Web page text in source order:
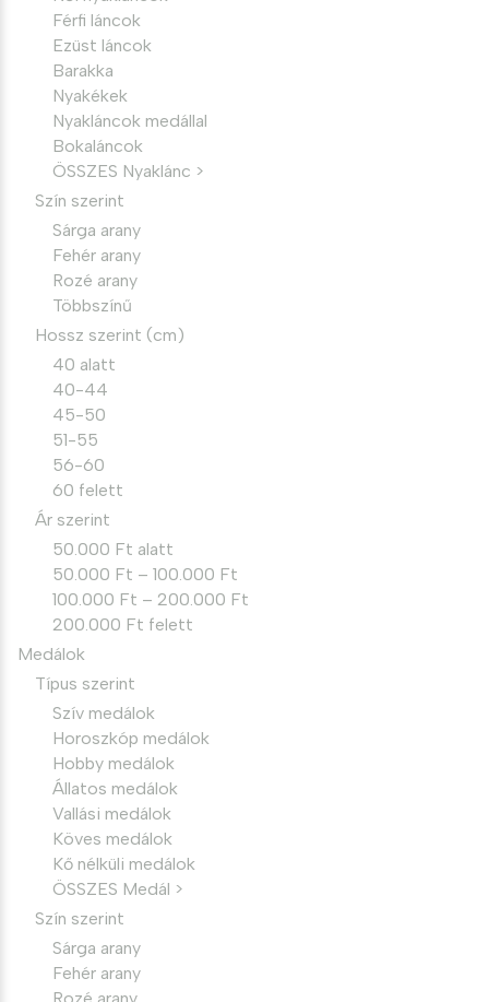
Férfi láncok
Ezüst láncok
Barakka
Nyakékek
Nyakláncok medállal
Bokaláncok
ÖSSZES Nyaklánc >
Szín szerint
Sárga arany
Fehér arany
Rozé arany
Többszínű
Hossz szerint (cm)
40 alatt
40-44
45-50
51-55
56-60
60 felett
Ár szerint
50.000 Ft alatt
50.000 Ft – 100.000 Ft
100.000 Ft – 200.000 Ft
200.000 Ft felett
Medálok
Típus szerint
Szív medálok
Horoszkóp medálok
Hobby medálok
Állatos medálok
Vallási medálok
Köves medálok
Kő nélküli medálok
ÖSSZES Medál >
Szín szerint
Sárga arany
Fehér arany
Rozé arany